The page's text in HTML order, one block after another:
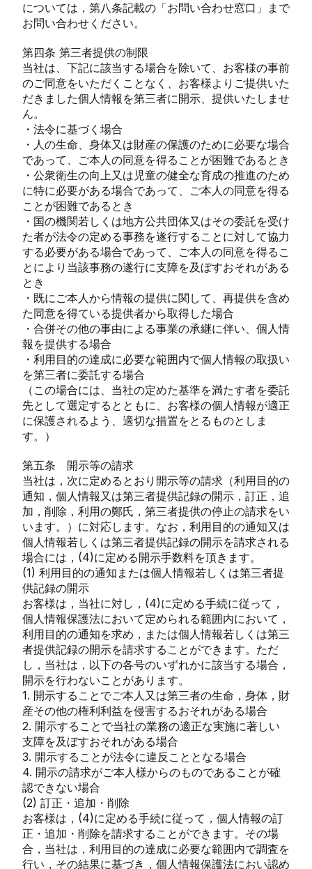
については，第八条記載の「お問い合わせ窓口」まで
お問い合わせください。
第四条 第三者提供の制限
当社は、下記に該当する場合を除いて、お客様の事前
のご同意をいただくことなく、お客様よりご提供いた
だきました個人情報を第三者に開示、提供いたしませ
ん。
・法令に基づく場合
・人の生命、身体又は財産の保護のために必要な場合
であって、ご本人の同意を得ることが困難であるとき
・公衆衛生の向上又は児童の健全な育成の推進のため
に特に必要がある場合であって、ご本人の同意を得る
ことが困難であるとき
・国の機関若しくは地方公共団体又はその委託を受け
た者が法令の定める事務を遂行することに対して協力
する必要がある場合であって、ご本人の同意を得るこ
とにより当該事務の遂行に支障を及ぼすおそれがある
とき
・既にご本人から情報の提供に関して、再提供を含め
た同意を得ている提供者から取得した場合
・合併その他の事由による事業の承継に伴い、個人情
報を提供する場合
・利用目的の達成に必要な範囲内で個人情報の取扱い
を第三者に委託する場合
（この場合には、当社の定めた基準を満たす者を委託
先として選定するとともに、お客様の個人情報が適正
に保護されるよう、適切な措置をとるものとしま
す。）
第五条 開示等の請求
当社は，次に定めるとおり開示等の請求（利用目的の
通知，個人情報又は第三者提供記録の開示，訂正，追
加，削除，利用の鄭氏，第三者提供の停止の請求をい
います。）に対応します。なお，利用目的の通知又は
個人情報若しくは第三者提供記録の開示を請求される
場合には，(4)に定める開示手数料を頂きます。
(1) 利用目的の通知または個人情報若しくは第三者提
供記録の開示
お客様は，当社に対し，(4)に定める手続に従って，
個人情報保護法において定められる範囲内において，
利用目的の通知を求め，または個人情報若しくは第三
者提供記録の開示を請求することができます。ただ
し，当社は，以下の各号のいずれかに該当する場合，
開示を行わないことがあります。
1. 開示することでご本人又は第三者の生命，身体，財
産その他の権利利益を侵害するおそれがある場合
2. 開示することで当社の業務の適正な実施に著しい
支障を及ぼすおそれがある場合
3. 開示することが法令に違反こととなる場合
4. 開示の請求がご本人様からのものであることが確
認できない場合
(2) 訂正・追加・削除
お客様は，(4)に定める手続に従って，個人情報の訂
正・追加・削除を請求することができます。その場
合，当社は，利用目的の達成に必要な範囲内で調査を
行い，その結果に基づき，個人情報保護法におい認め